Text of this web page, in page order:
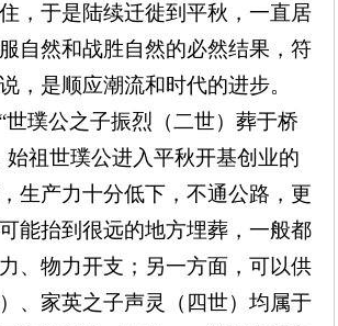
，于是陆续迁徙到平秋，一直居
自然和战胜自然的必然结果，符
，是顺应潮流和时代的进步。
“世璞公之子振烈（二世）葬于桥
祖世璞公进入平秋开基创业的
生产力十分低下，不通公路，更
能抬到很远的地方埋葬，一般都
、物力开支；另一方面，可以供
、家英之子声灵（四世）均属于